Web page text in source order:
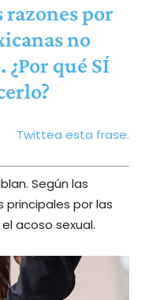
razones por
no
¿Por qué SÍ
Twittea esta frase.
Según las
principales por las
acoso sexual.